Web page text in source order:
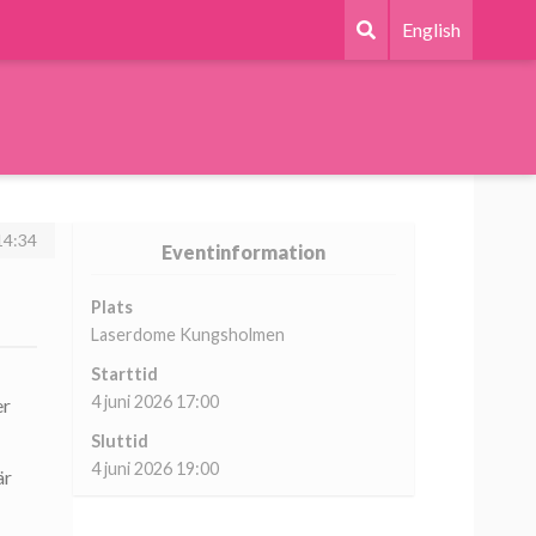
English
Eventinformation
Plats
Laserdome Kungsholmen
Starttid
4 juni 2026 17:00
Sluttid
4 juni 2026 19:00